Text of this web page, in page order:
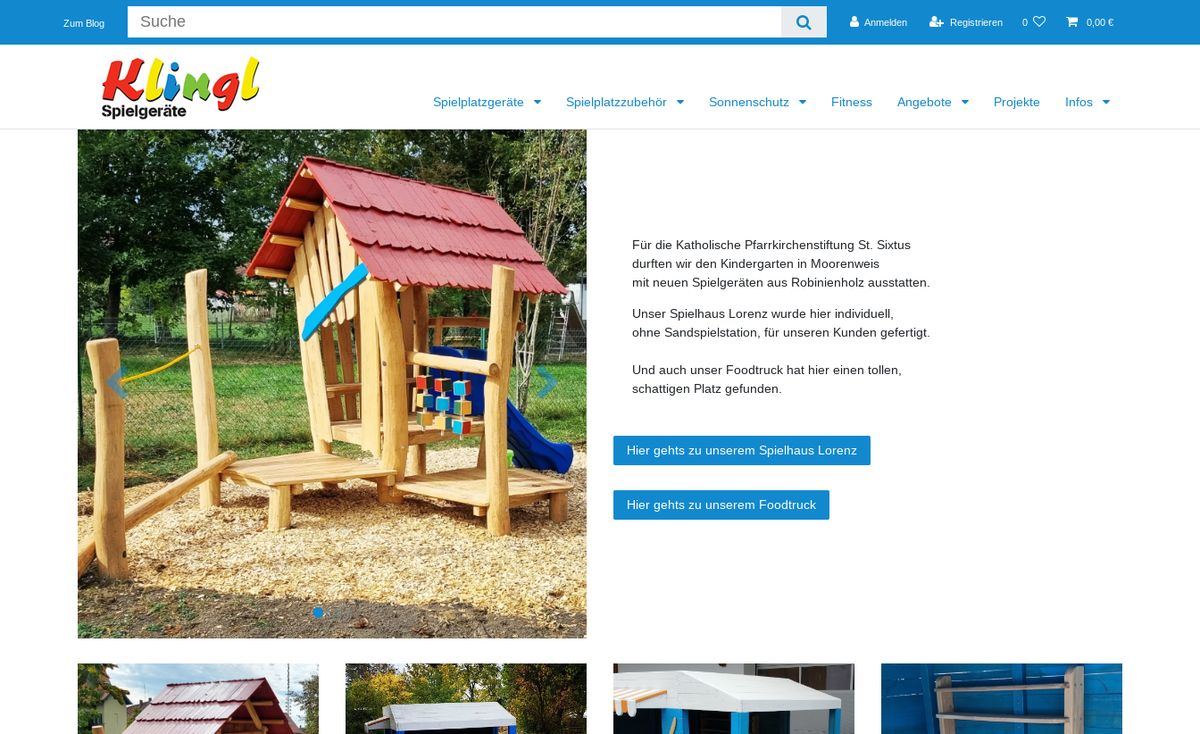
Zum Blog Anmelden Registrieren 0 0,00 €
Spielplatzgeräte Spielplatzzubehör Sonnenschutz Fitness Angebote Projekte Infos
Für die Katholische Pfarrkirchenstiftung St. Sixtus
durften wir den Kindergarten in Moorenweis
mit neuen Spielgeräten aus Robinienholz ausstatten.
Unser Spielhaus Lorenz wurde hier individuell,
ohne Sandspielstation, für unseren Kunden gefertigt.
Und auch unser Foodtruck hat hier einen tollen,
schattigen Platz gefunden.
Hier gehts zu unserem Spielhaus Lorenz
Hier gehts zu unserem Foodtruck